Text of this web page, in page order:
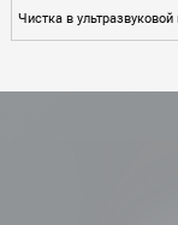
Чистка в ультразвуковой